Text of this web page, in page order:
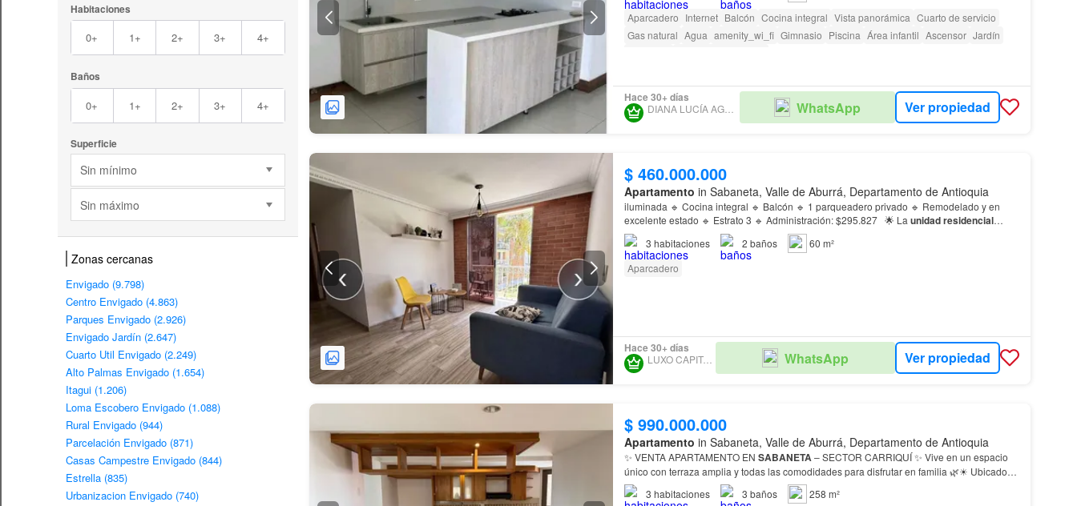
Habitaciones
0+ 1+ 2+ 3+ 4+
Baños
0+ 1+ 2+ 3+ 4+
Superficie
Sin mínimo
Sin máximo
Zonas cercanas
Envigado (9.798)
Centro Envigado (4.863)
Parques Envigado (2.926)
Envigado Jardín (2.647)
Cuarto Util Envigado (2.249)
Alto Palmas Envigado (1.654)
Itagui (1.206)
Loma Escobero Envigado (1.088)
Rural Envigado (944)
Parcelación Envigado (871)
Casas Campestre Envigado (844)
Estrella (835)
Urbanizacion Envigado (740)
Aparcadero Internet Balcón Cocina integral Vista panorámica Cuarto de servicio
Gas natural Agua amenity_wi_fi Gimnasio Piscina Área infantil Ascensor Jardín
Hace 30+ días
DIANA LUCÍA AGUDELO MESA WhatsApp Ver propiedad
$ 460.000.000
Apartamento in Sabaneta, Valle de Aburrá, Departamento de Antioquia
iluminada 🔹 Cocina integral 🔹 Balcón 🔹 1 parqueadero privado 🔹 Remodelado y en
excelente estado 🔹 Estrato 3 🔹 Administración: $295.827 🌟 La unidadresidencial
cuenta con: ✅ Piscina ✅ Gimnasio ✅ Salón social ✅ Juego…
3 habitaciones 2 baños
60 m²
Aparcadero
Hace 30+ días
LUXO CAPITAL S.A.S. WhatsApp Ver propiedad
$ 990.000.000
Apartamento in Sabaneta, Valle de Aburrá, Departamento de Antioquia
✨ VENTA APARTAMENTO EN SABANETA– SECTOR CARRIQUÍ ✨ Vive en un espacio
único con terraza amplia y todas las comodidades para disfrutar en familia 🌿☀ Ubicado
en una excelente
unidad enSabaneta
3 habitaciones 3 baños
258 m²